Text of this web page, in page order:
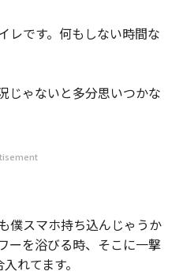
レです。何もしない時間な
じゃないと多分思いつかな
僕スマホ持ち込んじゃうか
ーを浴びる時、そこに一撃
れてます。